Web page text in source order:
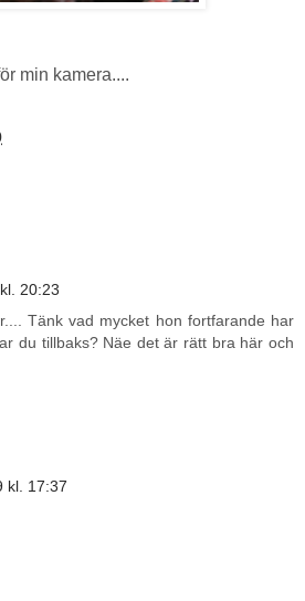
min kamera....
20:23
Tänk vad mycket hon fortfarande har
du tillbaks? Näe det är rätt bra här och
kl. 17:37